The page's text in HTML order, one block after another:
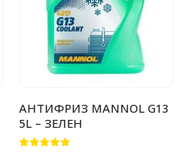
АНТИФРИЗ MANNOL G13
5L – ЗЕЛЕН